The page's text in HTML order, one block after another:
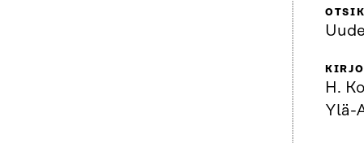
H.
Ylä-